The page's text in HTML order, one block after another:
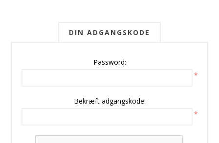
DIN ADGANGSKODE
Password:
*
Bekræft adgangskode:
*